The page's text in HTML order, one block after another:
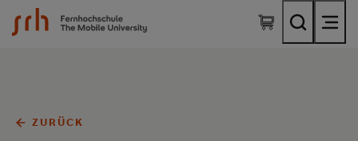
SRH Fernhochschule - The Mobile University
ZURÜCK